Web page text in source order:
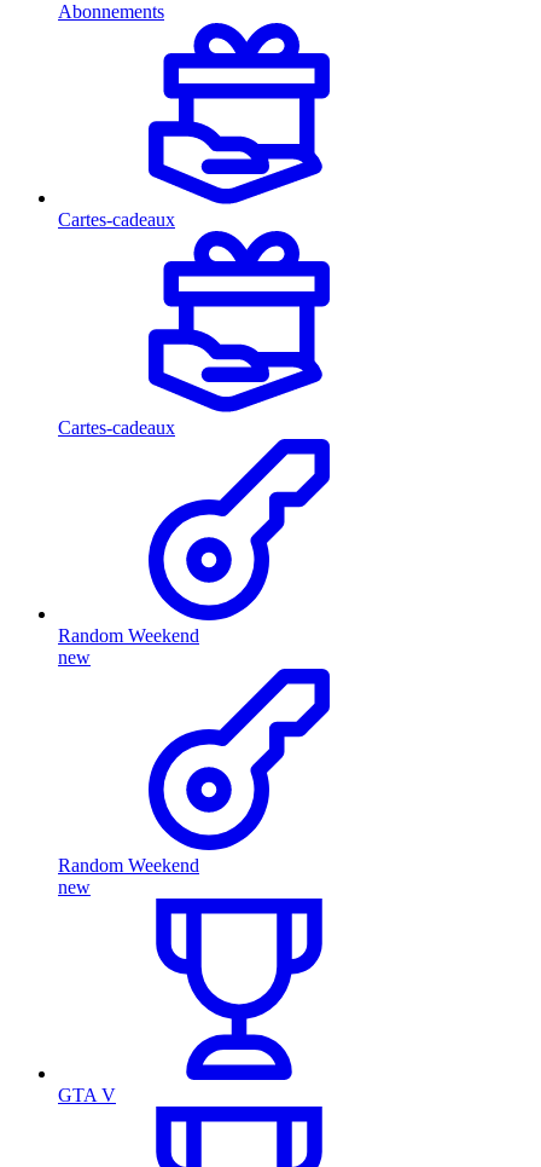
Abonnements
Cartes-cadeaux
Cartes-cadeaux
Random Weekend
new
Random Weekend
new
GTA V